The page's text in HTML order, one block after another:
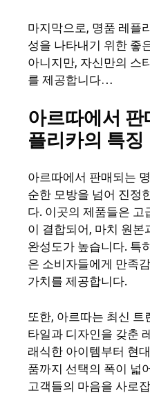
마지막으로, 명품 레플
성을 나타내기 위한 좋
아니지만, 자신만의 스
를 제공합니다…
아르따에서 판
플리카의 특징
아르따에서 판매되는
순한 모방을 넘어 진정
다. 이곳의 제품들은 고
이 결합되어, 마치 원본
완성도가 높습니다. 특
은 소비자들에게 만족
가치를 제공합니다.
또한, 아르따는 최신
타일과 디자인을 갖춘
래식한 아이템부터 현
품까지 선택의 폭이 넓
고객들의 마음을 사로